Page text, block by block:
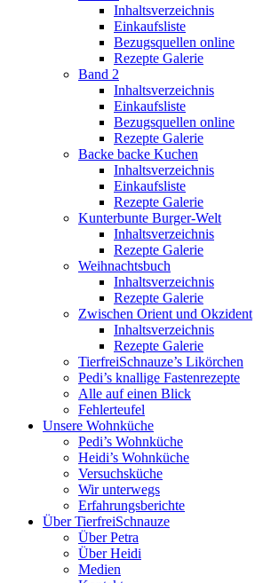
Inhaltsverzeichnis
Einkaufsliste
Bezugsquellen online
Rezepte Galerie
Band 2
Inhaltsverzeichnis
Einkaufsliste
Bezugsquellen online
Rezepte Galerie
Backe backe Kuchen
Inhaltsverzeichnis
Einkaufsliste
Rezepte Galerie
Kunterbunte Burger-Welt
Inhaltsverzeichnis
Rezepte Galerie
Weihnachtsbuch
Inhaltsverzeichnis
Rezepte Galerie
Zwischen Orient und Okzident
Inhaltsverzeichnis
Rezepte Galerie
TierfreiSchnauze’s Likörchen
Pedi’s knallige Fastenrezepte
Alle auf einen Blick
Fehlerteufel
Unsere Wohnküche
Pedi’s Wohnküche
Heidi’s Wohnküche
Versuchsküche
Wir unterwegs
Erfahrungsberichte
Über TierfreiSchnauze
Über Petra
Über Heidi
Medien